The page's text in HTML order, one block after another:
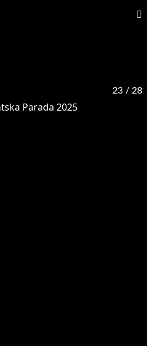
23 / 28